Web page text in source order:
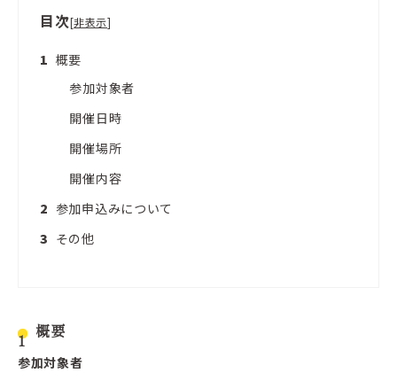
目次[非表示]
概要
参加対象者
開催日時
開催場所
開催内容
参加申込みについて
その他
概要
参加対象者